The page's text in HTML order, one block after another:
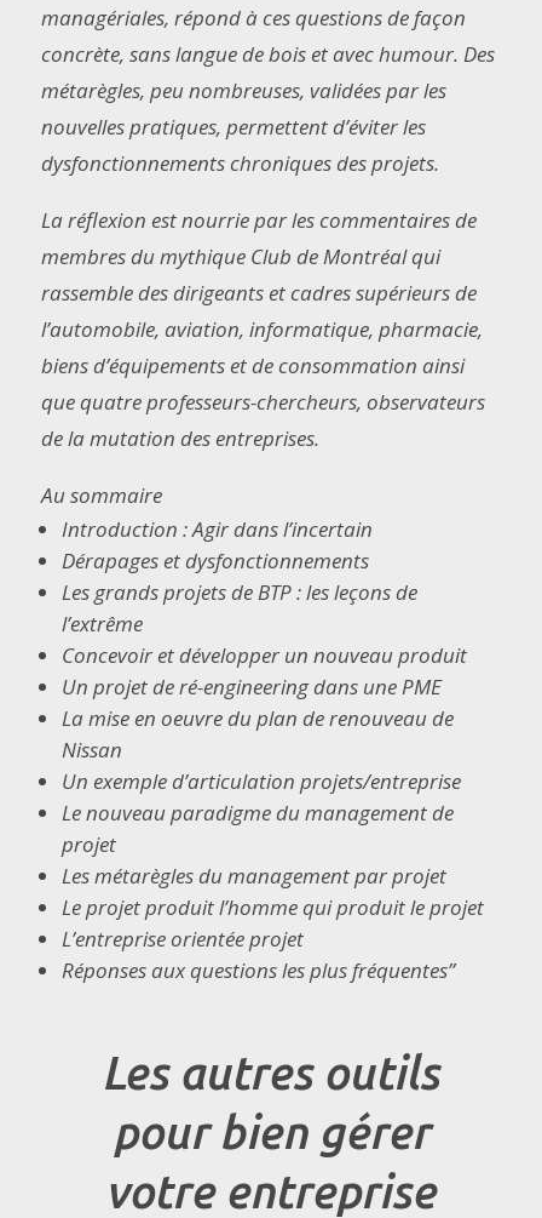
managériales, répond à ces questions de façon
concrète, sans langue de bois et avec humour. Des
métarègles, peu nombreuses, validées par les
nouvelles pratiques, permettent d’éviter les
dysfonctionnements chroniques des projets.
La réflexion est nourrie par les commentaires de
membres du mythique Club de Montréal qui
rassemble des dirigeants et cadres supérieurs de
l’automobile, aviation, informatique, pharmacie,
biens d’équipements et de consommation ainsi
que quatre professeurs-chercheurs, observateurs
de la mutation des entreprises.
Au sommaire
Introduction : Agir dans l’incertain
Dérapages et dysfonctionnements
Les grands projets de BTP : les leçons de
l’extrême
Concevoir et développer un nouveau produit
Un projet de ré-engineering dans une PME
La mise en oeuvre du plan de renouveau de
Nissan
Un exemple d’articulation projets/entreprise
Le nouveau paradigme du management de
projet
Les métarègles du management par projet
Le projet produit l’homme qui produit le projet
L’entreprise orientée projet
Réponses aux questions les plus fréquentes”
Les autres outils
pour bien gérer
votre entreprise